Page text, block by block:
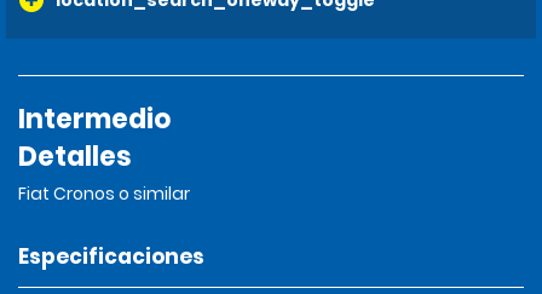
Intermedio
Detalles
Fiat Cronos o similar
Especificaciones